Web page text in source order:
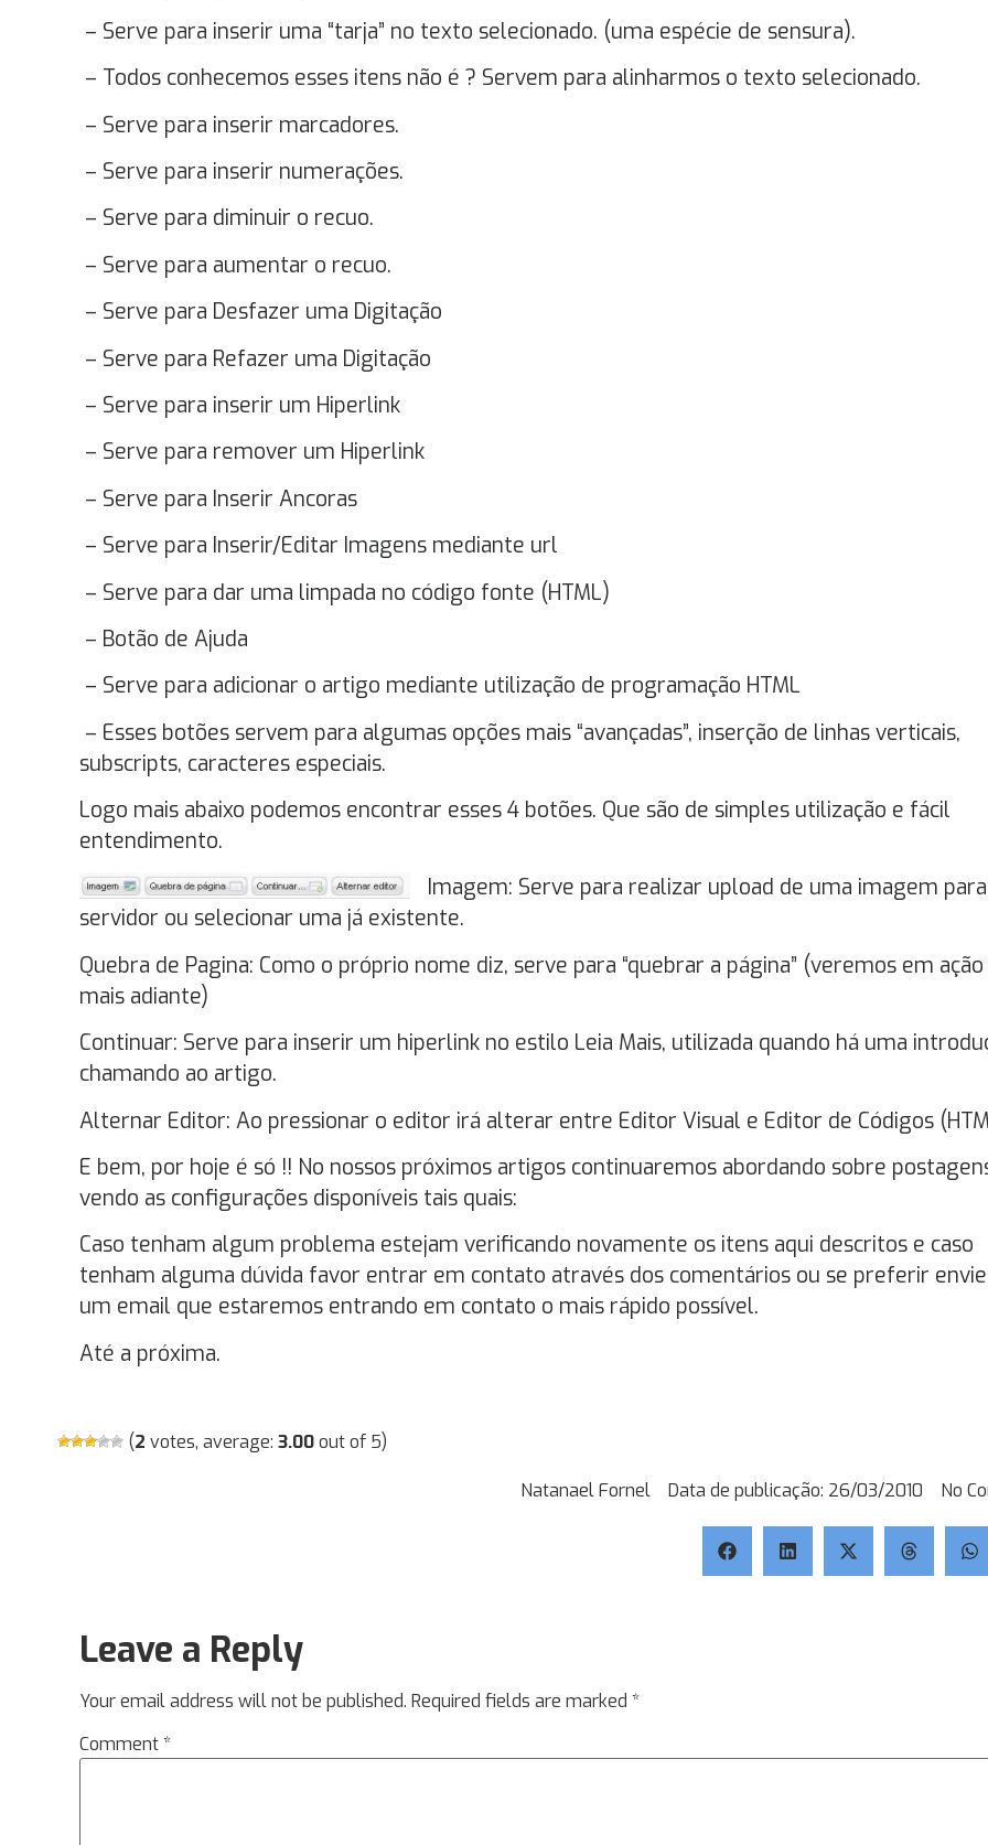
– Serve para inserir uma “tarja” no texto selecionado. (uma espécie de sensura).
– Todos conhecemos esses itens não é ? Servem para alinharmos o texto selecionado.
– Serve para inserir marcadores.
– Serve para inserir numerações.
– Serve para diminuir o recuo.
– Serve para aumentar o recuo.
– Serve para Desfazer uma Digitação
– Serve para Refazer uma Digitação
– Serve para inserir um Hiperlink
– Serve para remover um Hiperlink
– Serve para Inserir Ancoras
– Serve para Inserir/Editar Imagens mediante url
– Serve para dar uma limpada no código fonte (HTML)
– Botão de Ajuda
– Serve para adicionar o artigo mediante utilização de programação HTML
– Esses botões servem para algumas opções mais “avançadas”, inserção de linhas verticais,
subscripts, caracteres especiais.
Logo mais abaixo podemos encontrar esses 4 botões. Que são de simples utilização e fácil
entendimento.
Imagem: Serve para realizar upload de uma imagem
servidor ou selecionar uma já existente.
Quebra de Pagina: Como o próprio nome diz, serve para “quebrar a página” (veremos em ação
mais adiante)
Continuar: Serve para inserir um hiperlink no estilo Leia Mais, utilizada quando há uma
chamando ao artigo.
Alternar Editor: Ao pressionar o editor irá alterar entre Editor Visual e Editor de Códigos
E bem, por hoje é só !! No nossos próximos artigos continuaremos abordando sobre
vendo as configurações disponíveis tais quais:
Caso tenham algum problema estejam verificando novamente os itens aqui descritos e caso
tenham alguma dúvida favor entrar em contato através dos comentários ou se preferir
um email que estaremos entrando em contato o mais rápido possível.
Até a próxima.
(2 votes, average: 3.00out of 5)
Natanael Fornel Data de publicação: 26/03/2010 No
Leave a Reply
Your email address will not be published. Required fields are marked *
Comment*